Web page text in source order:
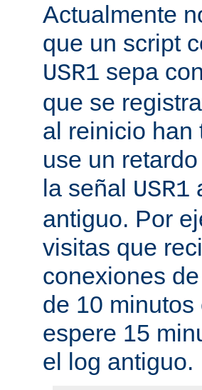
Actualmente
que un script
USR1 sepa
que se
al reinicio han
use un
la señal USR1
antiguo. Por
visitas que
conexiones
de 10
espere 15
el log antiguo.